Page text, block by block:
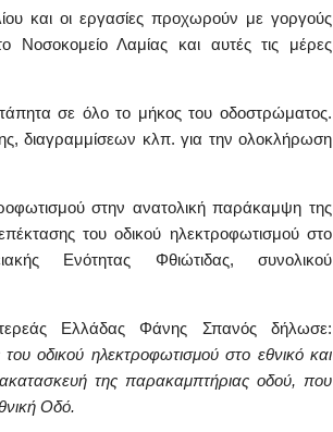
και οι εργασίες προχωρούν με γοργούς
Νοσοκομείο Λαμίας και αυτέςτις μέρες
σε όλο το μήκος του οδοστρώματος.
, διαγραμμίσεων κλπ. για την ολοκλήρωση
στην ανατολική παράκαμψη της
του οδικού ηλεκτροφωτισμού στο
Ενότητας Φθιώτιδας, συνολικού
ς Ελλάδας Φάνης Σπανός δήλωσε:
οδικού ηλεκτροφωτισμού στο εθνικό και
της παρακαμπτήριας οδού, που
Οδό.